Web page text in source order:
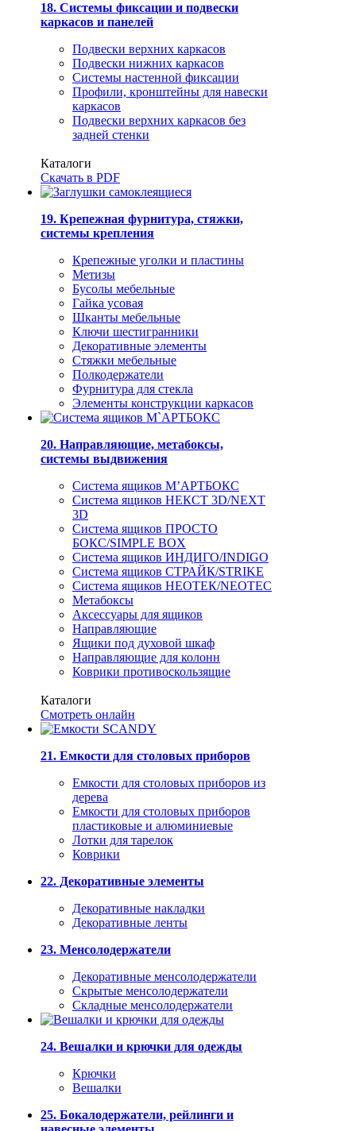
18. Системы фиксации и подвески
каркасов и панелей
Подвески верхних каркасов
Подвески нижних каркасов
Системы настенной фиксации
Профили, кронштейны для навески
каркасов
Подвески верхних каркасов без
задней стенки
Каталоги
Скачать в PDF
19. Крепежная фурнитура, стяжки,
системы крепления
Крепежные уголки и пластины
Метизы
Бусолы мебельные
Гайка усовая
Шканты мебельные
Ключи шестигранники
Декоративные элементы
Стяжки мебельные
Полкодержатели
Фурнитура для стекла
Элементы конструкции каркасов
20. Направляющие, метабоксы,
системы выдвижения
Система ящиков М’АРТБОКС
Система ящиков НЕКСТ 3D/NEXT
3D
Система ящиков ПРОСТО
БОКС/SIMPLE BOX
Система ящиков ИНДИГО/INDIGO
Система ящиков СТРАЙК/STRIKE
Система ящиков НЕОТЕК/NEOTEC
Метабоксы
Аксессуары для ящиков
Направляющие
Ящики под духовой шкаф
Направляющие для колонн
Коврики противоскользящие
Каталоги
Смотреть онлайн
21. Емкости для столовых приборов
Емкости для столовых приборов из
дерева
Емкости для столовых приборов
пластиковые и алюминиевые
Лотки для тарелок
Коврики
22. Декоративные элементы
Декоративные накладки
Декоративные ленты
23. Менсолодержатели
Декоративные менсолодержатели
Скрытые менсолодержатели
Складные менсолодержатели
24. Вешалки и крючки для одежды
Крючки
Вешалки
25. Бокалодержатели, рейлинги и